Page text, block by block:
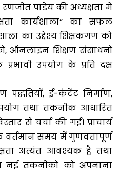
रणजीत पांडेय की अध्यक्षता में
कार्यशाला” का सफल
का उद्देश्य शिक्षकगण को
ऑनलाइन शिक्षण संसाधनों
उपयोग के प्रति दक्ष
पद्धतियों, ई-कंटेंट निर्माण,
तथा तकनीक आधारित
से चर्चा की गई। प्राचार्य
वर्तमान समय में गुणवत्तापूर्ण
अत्यंत आवश्यक है तथा
नई तकनीकों को अपनाना